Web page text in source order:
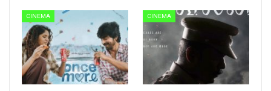
CINEMA CINEMA